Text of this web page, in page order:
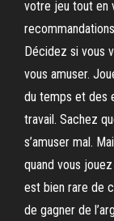
votre jeu tout en
Décidez si vous
vous amuser.
du temps et des
travail. Sachez
s’amuser mal.
quand vous
est bien rare de
de gagner de